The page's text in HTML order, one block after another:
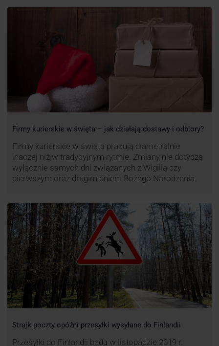
Firmy kurierskie w święta – jak działają dostawy i odbiory?
Firmy kurierskie w święta pracują diametralnie
inaczej niż w tradycyjnym rytmie. Zmiany nie dotyczą
wyłącznie samych dni związanych z Wigilią czy
pierwszym oraz drugim dniem Bożego Narodzenia.
Strajk poczty opóźni przesyłki wysyłane do Finlandii
Przesyłki do Finlandii będą w listopadzie 2019 r.